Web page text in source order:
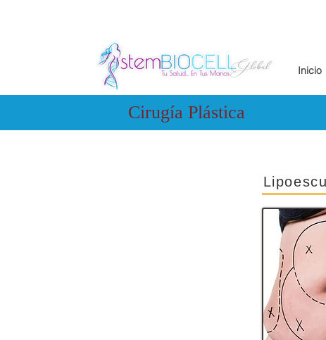
Inicio
Cirugía Plástica